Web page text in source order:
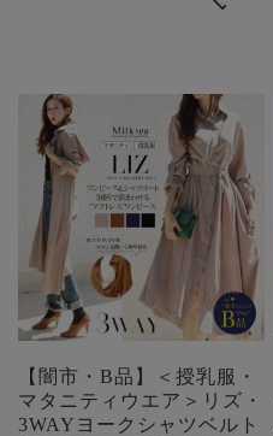
【闇市・B品】＜授乳服・
マタニティウエア＞リズ・
3WAYヨークシャツベルト